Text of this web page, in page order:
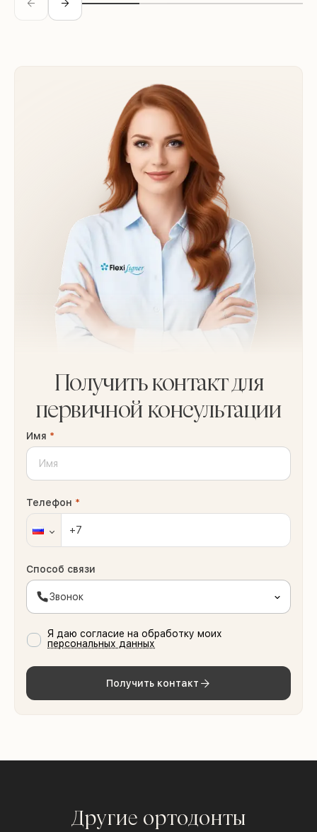
Получить контакт для
первичной консультации
Имя *
Телефон *
Способ связи
Звонок
Я даю согласие на обработку моих
персональных данных
Получить контакт
Другие ортодонты